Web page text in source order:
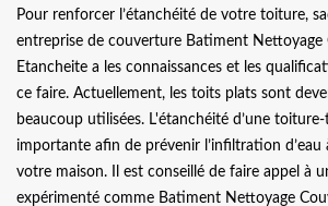
Pour renforcer l’étanchéité de votre toiture,
entreprise de couverture Batiment Nettoyage
Etancheite a les connaissances et les
ce faire. Actuellement, les toits plats sont
beaucoup utilisées. L'étanchéité d’une toiture-
importante afin de prévenir l’infiltration
votre maison. Il est conseillé de faire appel à
expérimenté comme Batiment Nettoyage